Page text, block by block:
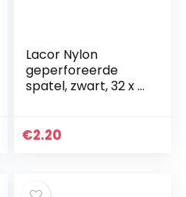
Lacor Nylon
geperforeerde
spatel, zwart, 32 x 9
€2.20